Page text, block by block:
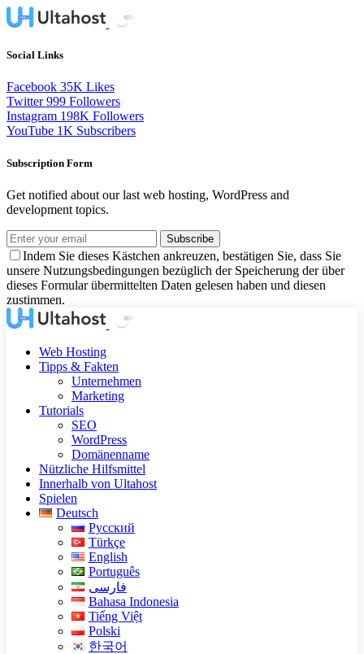
Social Links
Facebook 35K Likes
Twitter 999 Followers
Instagram 198K Followers
YouTube 1K Subscribers
Subscription Form
Get notified about our last web hosting, WordPress and
development topics.
Subscribe
Indem Sie dieses Kästchen ankreuzen, bestätigen Sie, dass Sie
unsere Nutzungsbedingungen bezüglich der Speicherung der über
dieses Formular übermittelten Daten gelesen haben und diesen
zustimmen.
Web Hosting
Tipps & Fakten
Unternehmen
Marketing
Tutorials
SEO
WordPress
Domänenname
Nützliche Hilfsmittel
Innerhalb von Ultahost
Spielen
Deutsch
Русский
Türkçe
English
Português
فارسی
Bahasa Indonesia
Tiếng Việt
Polski
한국어